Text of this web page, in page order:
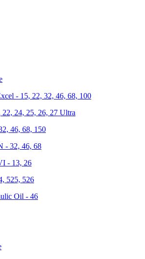
- 15, 22, 32, 46, 68, 100
24, 25, 26, 27 Ultra
46, 68, 150
- 32, 46, 68
- 13, 26
525, 526
Oil - 46